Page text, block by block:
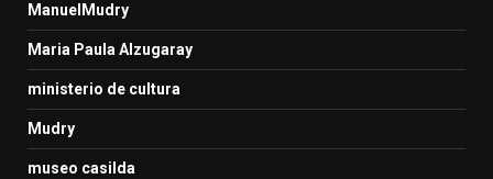
ManuelMudry
Maria Paula Alzugaray
ministerio de cultura
Mudry
museo casilda